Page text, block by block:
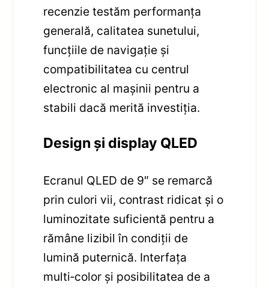
recenzie testăm performanța
generală, calitatea sunetului,
funcțiile de navigație și
compatibilitatea cu centrul
electronic al mașinii pentru a
stabili dacă merită investiția.
Design și display QLED
Ecranul QLED de 9″ se remarcă
prin culori vii, contrast ridicat și o
luminozitate suficientă pentru a
rămâne lizibil în condiții de
lumină puternică. Interfața
multi‑color și posibilitatea de a